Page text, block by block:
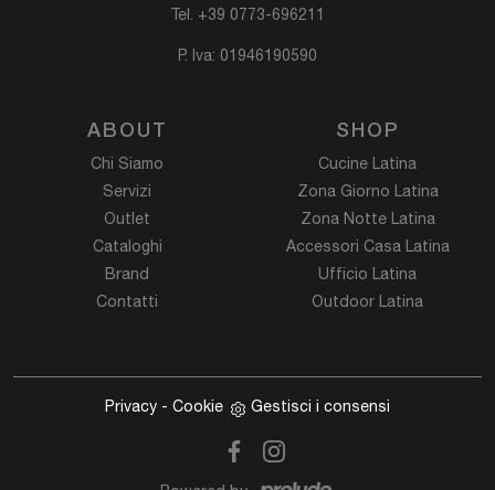
Tel. +39 0773-696211
P. Iva: 01946190590
ABOUT
Chi Siamo
Servizi
Outlet
Cataloghi
Brand
Contatti
SHOP
Cucine Latina
Zona Giorno Latina
Zona Notte Latina
Accessori Casa Latina
Ufficio Latina
Outdoor Latina
Privacy - Cookie Gestisci i consensi